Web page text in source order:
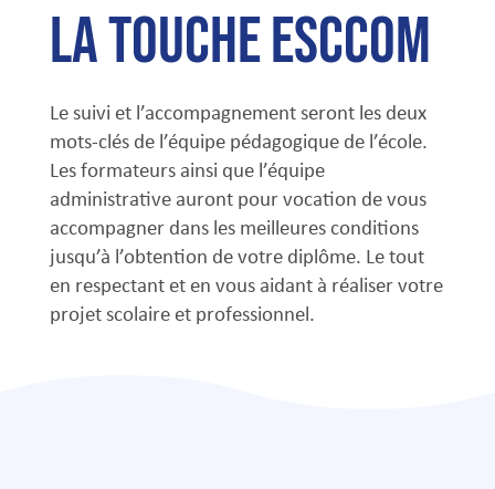
La touche Esccom
Le suivi et l’accompagnement seront les deux
mots-clés de l’équipe pédagogique de l’école.
Les formateurs ainsi que l’équipe
administrative auront pour vocation de vous
accompagner dans les meilleures conditions
jusqu’à l’obtention de votre diplôme. Le tout
en respectant et en vous aidant à réaliser votre
projet scolaire et professionnel.